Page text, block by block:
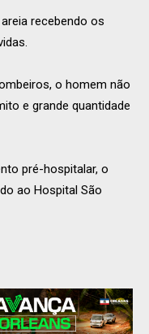
recebendo os
o homem não
e grande quantidade
pré-hospitalar, o
ao Hospital São